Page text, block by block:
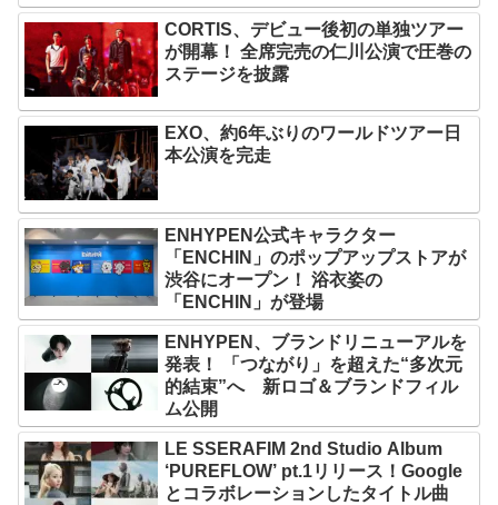
CORTIS、デビュー後初の単独ツアー
が開幕！ 全席完売の仁川公演で圧巻の
ステージを披露
EXO、約6年ぶりのワールドツアー日
本公演を完走
ENHYPEN公式キャラクター
「ENCHIN」のポップアップストアが
渋谷にオープン！ 浴衣姿の
「ENCHIN」が登場
ENHYPEN、ブランドリニューアルを
発表！ 「つながり」を超えた“多次元
的結束”へ 新ロゴ＆ブランドフィル
ム公開
LE SSERAFIM 2nd Studio Album
‘PUREFLOW’ pt.1リリース！Google
とコラボレーションしたタイトル曲